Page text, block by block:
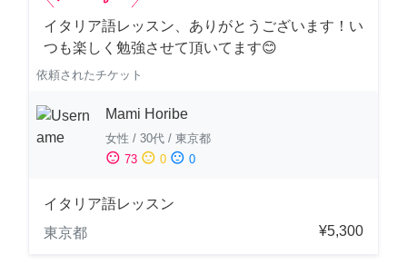
イタリア語レッスン、ありがとうございます！い
つも楽しく勉強させて頂いてます😊
依頼されたチケット
Mami Horibe
女性 / 30代 / 東京都
sentiment_satisfied 73 sentiment_neutral 0 sentiment_dissatisfied 0
イタリア語レッスン
東京都
¥5,300